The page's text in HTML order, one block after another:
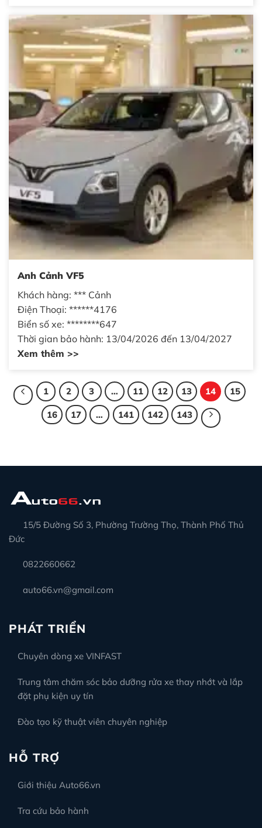
Anh Cảnh VF5
Khách hàng: *** Cảnh
Điện Thoại: ******4176
Biển số xe: ********647
Thời gian bảo hành: 13/04/2026 đến 13/04/2027
Xem thêm >>
1 2 3 … 11 12 13 14 15
16 17 … 141 142 143
15/5 Đường Số 3, Phường Trường Thọ, Thành Phố Thủ
Đức
0822660662
auto66.vn@gmail.com
PHÁT TRIỂN
Chuyên dòng xe VINFAST
Trung tâm chăm sóc bảo dưỡng rửa xe thay nhớt và lắp
đặt phụ kiện uy tín
Đào tạo kỹ thuật viên chuyên nghiệp
HỖ TRỢ
Giới thiệu Auto66.vn
Tra cứu bảo hành